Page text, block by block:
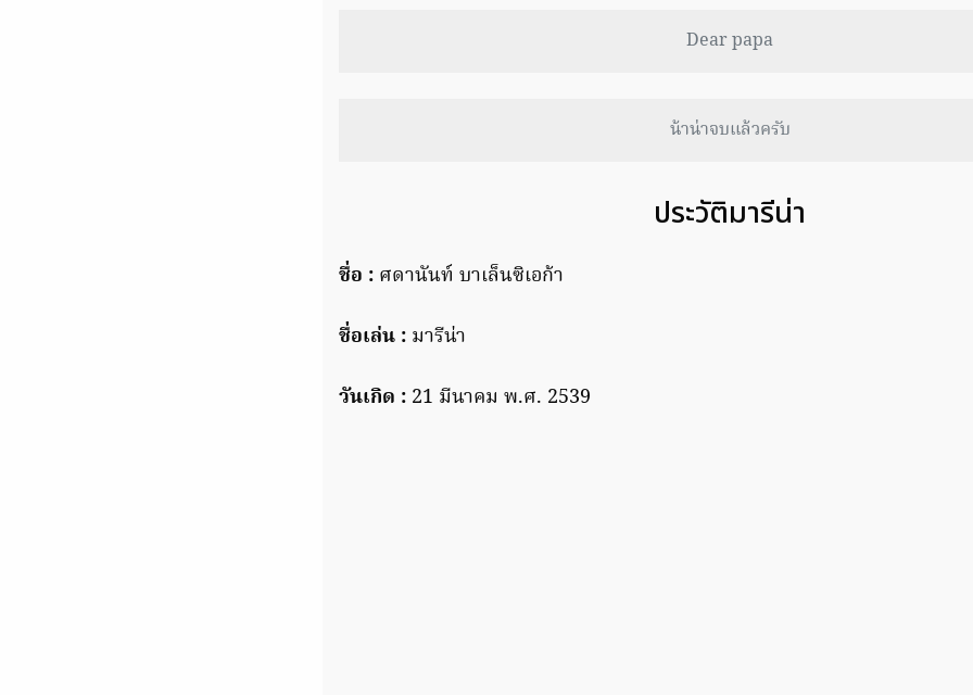
Dear papa
น้าน่าจบแล้วครับ
ประวัติมารีน่า
ชื่อ : ศดานันท์ บาเล็นซิเอก้า
ชื่อเล่น : มารีน่า
วันเกิด : 21 มีนาคม พ.ศ. 2539